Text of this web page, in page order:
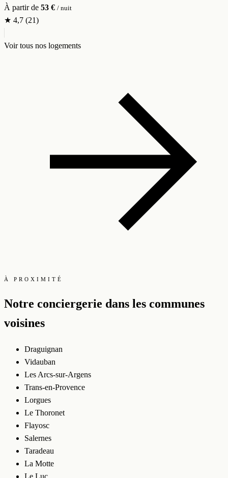
À partir de 53 € / nuit
★ 4,7 (21)
Voir tous nos logements
À PROXIMITÉ
Notre conciergerie dans les communes
voisines
Draguignan
Vidauban
Les Arcs-sur-Argens
Trans-en-Provence
Lorgues
Le Thoronet
Flayosc
Salernes
Taradeau
La Motte